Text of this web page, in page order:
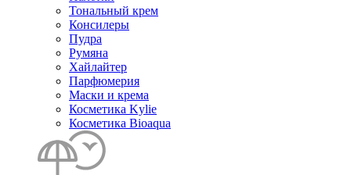
Тональный крем
Консилеры
Пудра
Румяна
Хайлайтер
Парфюмерия
Маски и крема
Косметика Kylie
Косметика Bioaqua